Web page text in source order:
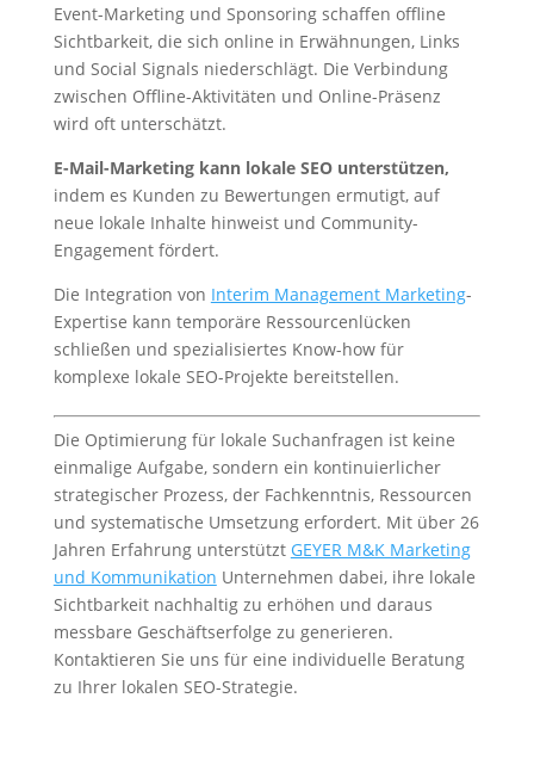
Event-Marketing und Sponsoring schaffen offline
Sichtbarkeit, die sich online in Erwähnungen, Links
und Social Signals niederschlägt. Die Verbindung
zwischen Offline-Aktivitäten und Online-Präsenz
wird oft unterschätzt.
E-Mail-Marketing kann lokale SEO unterstützen,
indem es Kunden zu Bewertungen ermutigt, auf
neue lokale Inhalte hinweist und Community-
Engagement fördert.
Die Integration von Interim Management Marketing-
Expertise kann temporäre Ressourcenlücken
schließen und spezialisiertes Know-how für
komplexe lokale SEO-Projekte bereitstellen.
Die Optimierung für lokale Suchanfragen ist keine
einmalige Aufgabe, sondern ein kontinuierlicher
strategischer Prozess, der Fachkenntnis, Ressourcen
und systematische Umsetzung erfordert. Mit über 26
Jahren Erfahrung unterstützt GEYER M&K Marketing
und Kommunikation Unternehmen dabei, ihre lokale
Sichtbarkeit nachhaltig zu erhöhen und daraus
messbare Geschäftserfolge zu generieren.
Kontaktieren Sie uns für eine individuelle Beratung
zu Ihrer lokalen SEO-Strategie.